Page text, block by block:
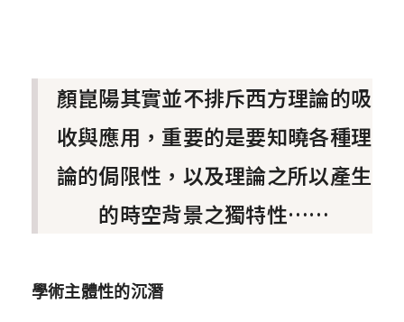
顏崑陽其實並不排斥西方理論的吸
收與應用，重要的是要知曉各種理
論的侷限性，以及理論之所以產生
的時空背景之獨特性……
學術主體性的沉潛